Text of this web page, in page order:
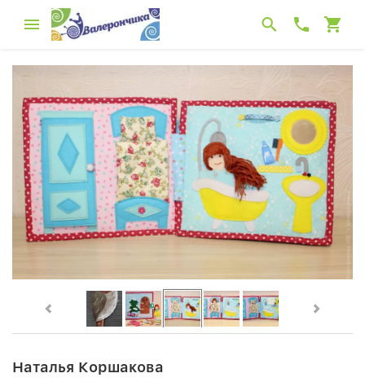
Наталья Коршакова